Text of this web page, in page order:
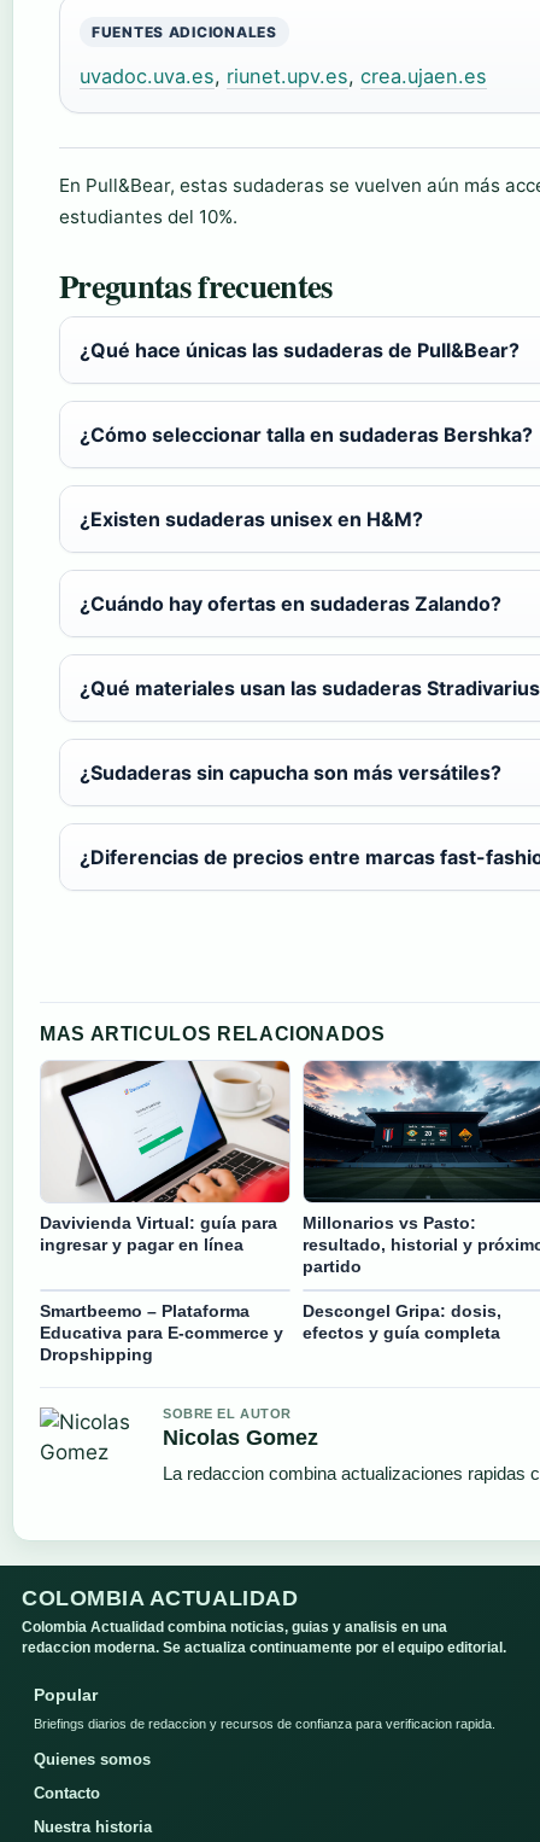
FUENTES ADICIONALES
uvadoc.uva.es, riunet.upv.es, crea.ujaen.es
En Pull&Bear, estas sudaderas se vuelven aún más
estudiantes del 10%.
Preguntas frecuentes
¿Qué hace únicas las sudaderas de Pull&Bear?
¿Cómo seleccionar talla en sudaderas Bershka?
¿Existen sudaderas unisex en H&M?
¿Cuándo hay ofertas en sudaderas Zalando?
¿Qué materiales usan las sudaderas
¿Sudaderas sin capucha son más versátiles?
¿Diferencias de precios entre marcas fast-
MAS ARTICULOS RELACIONADOS
Davivienda Virtual: guía para
ingresar y pagar en línea
Millonarios vs Pasto:
resultado, historial y
partido
Smartbeemo – Plataforma
Educativa para E-commerce y
Dropshipping
Descongel Gripa: dosis,
efectos y guía completa
SOBRE EL AUTOR
Nicolas Gomez
La redaccion combina actualizaciones rapidas
COLOMBIA ACTUALIDAD
Colombia Actualidad combina noticias, guias y analisis en una
redaccion moderna. Se actualiza continuamente por el equipo editorial.
Popular
Briefings diarios de redaccion y recursos de confianza para verificacion rapida.
Quienes somos
Contacto
Nuestra historia